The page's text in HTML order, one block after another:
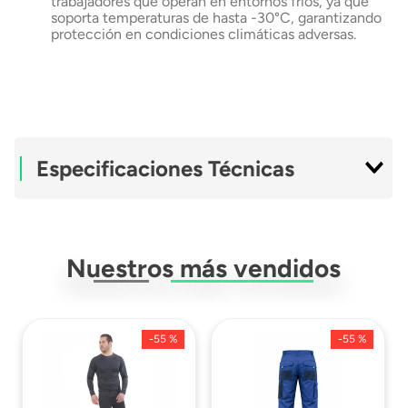
soporta temperaturas de hasta -30°C, garantizando
protección en condiciones climáticas adversas.
Especificaciones Técnicas
Tipo Casco
Certificado
Certificado
Nuestros más vendidos
-55 % -55 %